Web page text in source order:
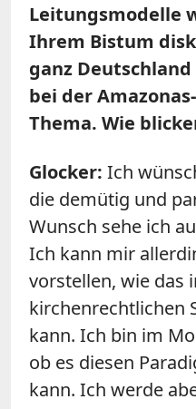
Leitungsmodelle
Ihrem Bistum
ganz
bei der
Thema. Wie
Glocker: Ich
die demütig und
Wunsch sehe ich
Ich kann mir
vorstellen, wie das
kirchenrechtlichen
kann. Ich bin im
ob es diesen
kann. Ich werde